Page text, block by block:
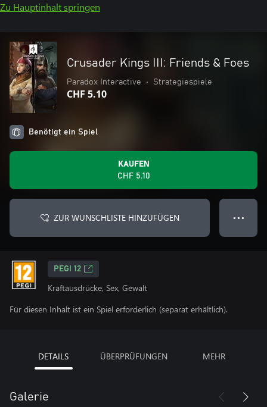
Zu Hauptinhalt springen
Crusader Kings III: Friends & Foes
Paradox Interactive • Strategiespiele
CHF 5.10
Benötigt ein Spiel
KAUFEN
CHF 5.10
ZUR WUNSCHLISTE HINZUFÜGEN ● ● ●
PEGI 12
Kraftausdrücke, Sex, Gewalt
Für diesen Inhalt ist ein Spiel erforderlich (separat erhältlich).
DETAILS ÜBERPRÜFUNGEN MEHR
Galerie